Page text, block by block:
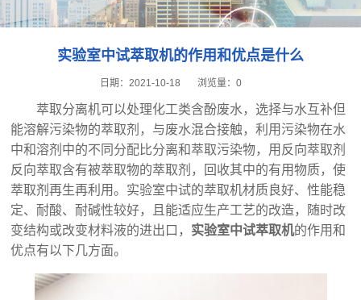
实验室中试萃取机的作用和优点是什么
2021-10-18
日期： 浏览量：0
萃取分离机可以处理化工类含酚废水，选择与水互补但
能溶解污染物的萃取剂，与废水混合接触，利用污染物在水
中和溶剂中的不同分配比分离和萃取污染物，用反向萃取剂
反向萃取含有被萃取物的萃取剂，回收其中的有用物质，使
萃取剂再生再利用。实验室中试的萃取机材质良好、性能稳
定、耐酸、耐碱性较好，且能适应生产工艺的改造，随时改
变结构或改变材料液的进出口， 实验室中试萃取机的作用和
优点有以下几方面。